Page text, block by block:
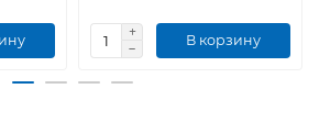
В корзину